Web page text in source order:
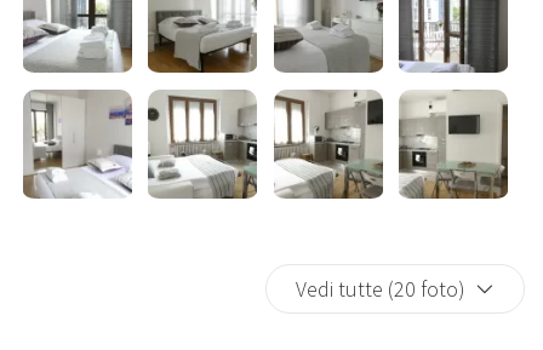
perfetto per un’esperienza piacevole e senza pensieri.
C'è la possibilità che ci sia rumore durante il soggiorno.
Vedi tutte (20 foto)